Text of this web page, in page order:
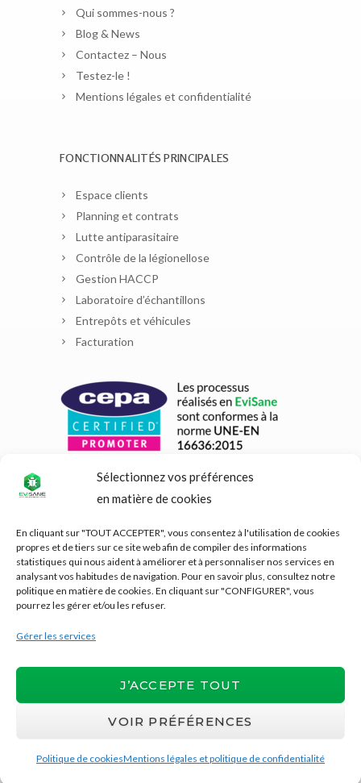
Sélectionnez vos préférences
en matière de cookies
En cliquant sur "TOUT ACCEPTER", vous consentez à l'utilisation de cookies
propres et de tiers sur ce site web afin de compiler des informations
statistiques qui nous aident à améliorer et à personnaliser nos services en
analysant vos habitudes de navigation. Pour en savoir plus, consultez notre
politique en matière de cookies. En cliquant sur "CONFIGURER", vous
pourrez les gérer et/ou les refuser.
Gérer les services
J’ACCEPTE TOUT
VOIR PRÉFÉRENCES
Politique de cookiesMentions légales et politique de confidentialité
Qui sommes-nous ?
Blog & News
Contactez – Nous
Testez-le !
Mentions légales et confidentialité
FONCTIONNALITÉS PRINCIPALES
Espace clients
Planning et contrats
Lutte antiparasitaire
Contrôle de la légionellose
Gestion HACCP
Laboratoire d’échantillons
Entrepôts et véhicules
Facturation
développé parEvirom